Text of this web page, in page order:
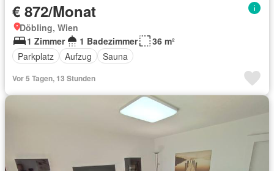
€ 872/Monat
Döbling, Wien
1 Zimmer
1 Badezimmer
36 m²
Parkplatz
Aufzug Sauna
Vor 5 Tagen, 13 Stunden